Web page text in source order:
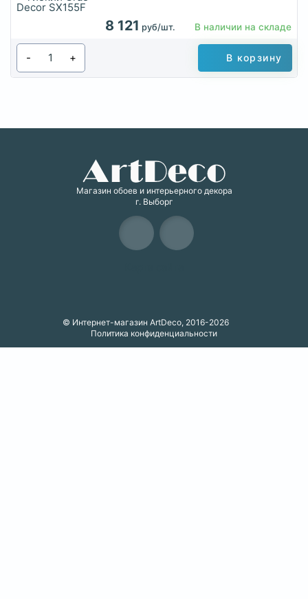
8 121 руб/шт. В наличии на складе
- + В корзину
Магазин обоев и интерьерного декора
г. Выборг
© Интернет-магазин ArtDeco, 2016-2026
Политика конфиденциальности